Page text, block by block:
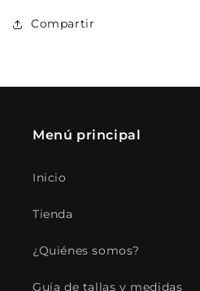
Compartir
Menú principal
Inicio
Tienda
¿Quiénes somos?
Guía de tallas y medidas